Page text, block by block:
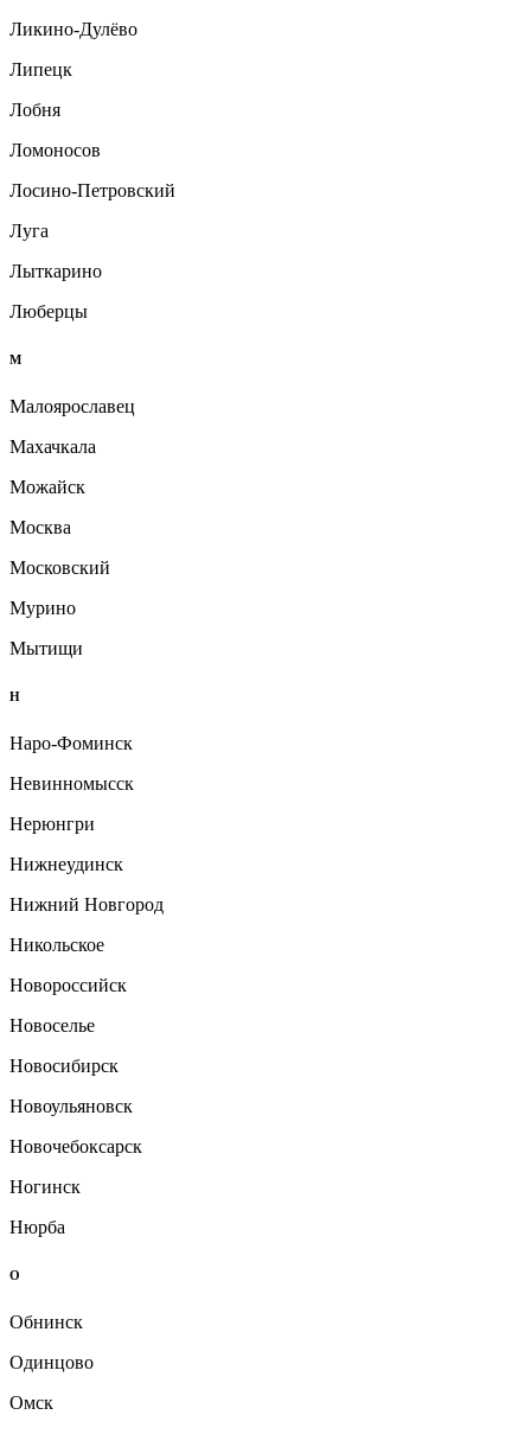
Ликино-Дулёво
Липецк
Лобня
Ломоносов
Лосино-Петровский
Луга
Лыткарино
Люберцы
М
Малоярославец
Махачкала
Можайск
Москва
Московский
Мурино
Мытищи
Н
Наро-Фоминск
Невинномысск
Нерюнгри
Нижнеудинск
Нижний Новгород
Никольское
Новороссийск
Новоселье
Новосибирск
Новоульяновск
Новочебоксарск
Ногинск
Нюрба
О
Обнинск
Одинцово
Омск